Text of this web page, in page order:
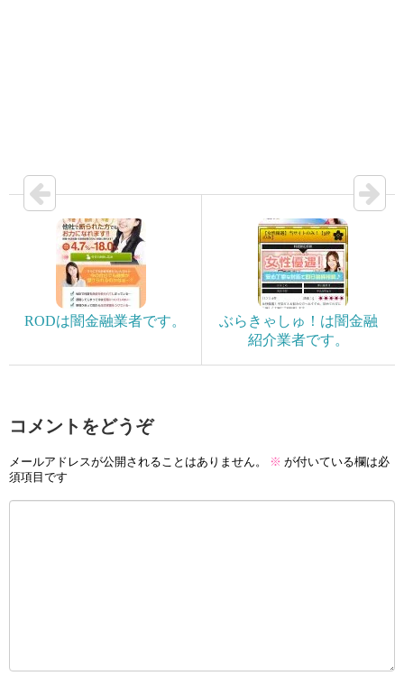
RODは闇金融業者です。
ぶらきゃしゅ！は闇金融
紹介業者です。
コメントをどうぞ
メールアドレスが公開されることはありません。 ※ が付いている欄は必
須項目です